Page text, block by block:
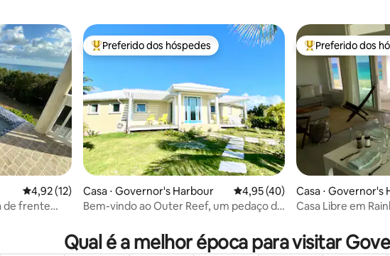
4,92 de uma avaliação média de 5, 12 avaliações
4,92 (12)
de frente
Entre os melhores preferidos dos hóspedes
Preferido dos hóspedes
Casa ⋅ Governor's Harbour 4,95 de uma avaliação média
4,95 (40)
Bem-vindo ao Outer Reef, um pedaço do
Entre os melhores
Preferido dos
Casa ⋅ Governor's
Casa Libre em
Qual é a melhor época para visitar